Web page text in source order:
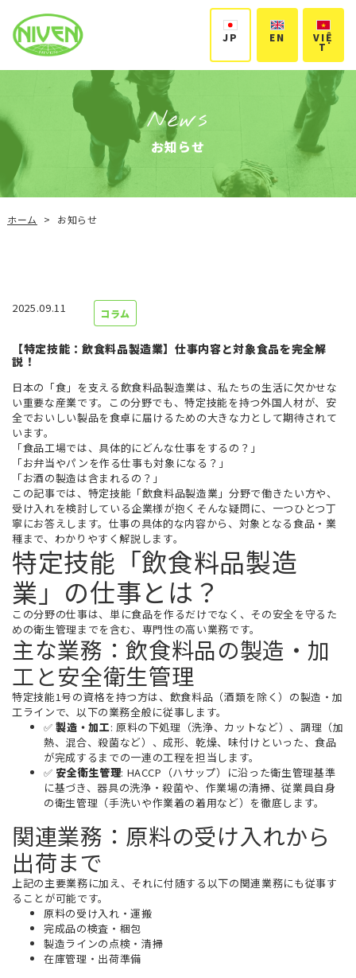
JP EN VIỆ
T
News
お知らせ
ホーム > お知らせ
2025.09.11 コラム
【特定技能：飲食料品製造業】仕事内容と対象食品を完全解
説！
日本の「食」を支える飲食料品製造業は、私たちの生活に欠かせな
い重要な産業です。この分野でも、特定技能を持つ外国人材が、安
全でおいしい製品を食卓に届けるための大きな力として期待されて
います。
「食品工場では、具体的にどんな仕事をするの？」
「お弁当やパンを作る仕事も対象になる？」
「お酒の製造は含まれるの？」
この記事では、特定技能「飲食料品製造業」分野で働きたい方や、
受け入れを検討している企業様が抱くそんな疑問に、一つひとつ丁
寧にお答えします。仕事の具体的な内容から、対象となる食品・業
種まで、わかりやすく解説します。
特定技能「飲食料品製造
業」の仕事とは？
この分野の仕事は、単に食品を作るだけでなく、その安全を守るた
めの衛生管理までを含む、専門性の高い業務です。
主な業務：飲食料品の製造・加
工と安全衛生管理
特定技能1号の資格を持つ方は、飲食料品（酒類を除く）の製造・加
工ラインで、以下の業務全般に従事します。
✅製造・加工: 原料の下処理（洗浄、カットなど）、調理（加
熱、混合、殺菌など）、成形、乾燥、味付けといった、食品
が完成するまでの一連の工程を担当します。
✅ 安全衛生管理: HACCP（ハサップ）に沿った衛生管理基準
に基づき、器具の洗浄・殺菌や、作業場の清掃、従業員自身
の衛生管理（手洗いや作業着の着用など）を徹底します。
関連業務：原料の受け入れから
出荷まで
上記の主要業務に加え、それに付随する以下の関連業務にも従事す
ることが可能です。
原料の受け入れ・運搬
完成品の検査・梱包
製造ラインの点検・清掃
在庫管理・出荷準備